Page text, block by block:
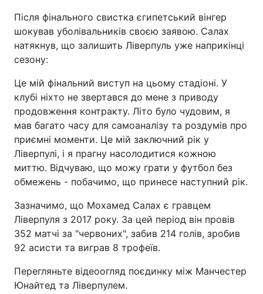
Після фінального свистка єгипетський вінгер
шокував уболівальників своєю заявою. Салах
натякнув, що залишить Ліверпуль уже наприкінці
сезону:
Це мій фінальний виступ на цьому стадіоні. У
клубі ніхто не звертався до мене з приводу
продовження контракту. Літо було чудовим, я
мав багато часу для самоаналізу та роздумів про
приємні моменти. Це мій заключний рік у
Ліверпулі, і я прагну насолодитися кожною
миттю. Відчуваю, що можу грати у футбол без
обмежень - побачимо, що принесе наступний рік.
Зазначимо, що Мохамед Салах є гравцем
Ліверпуля з 2017 року. За цей період він провів
352 матчі за "червоних", забив 214 голів, зробив
92 асисти та виграв 8 трофеїв.
Перегляньте відеоогляд поєдинку між Манчестер
Юнайтед та Ліверпулем.